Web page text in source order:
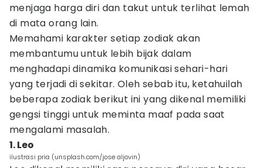
menjaga harga diri dan takut untuk terlihat lemah
di mata orang lain.
Memahami karakter setiap zodiak akan
membantumu untuk lebih bijak dalam
menghadapi dinamika komunikasi sehari-hari
yang terjadi di sekitar. Oleh sebab itu, ketahuilah
beberapa zodiak berikut ini yang dikenal memiliki
gengsi tinggi untuk meminta maaf pada saat
mengalami masalah.
1. Leo
ilustrasi pria (unsplash.com/jose aljovin)